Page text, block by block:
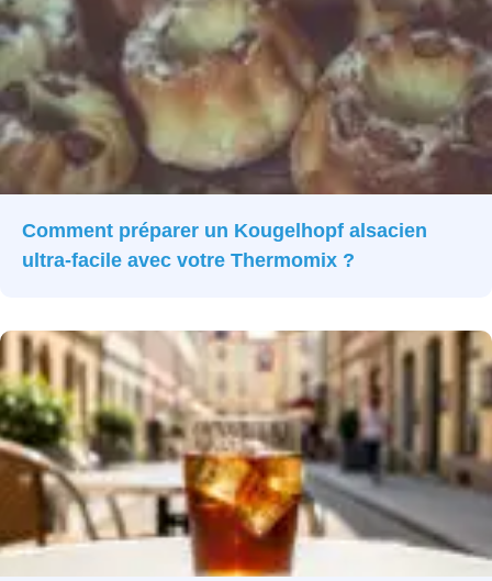
Comment préparer un Kougelhopf alsacien
ultra-facile avec votre Thermomix ?